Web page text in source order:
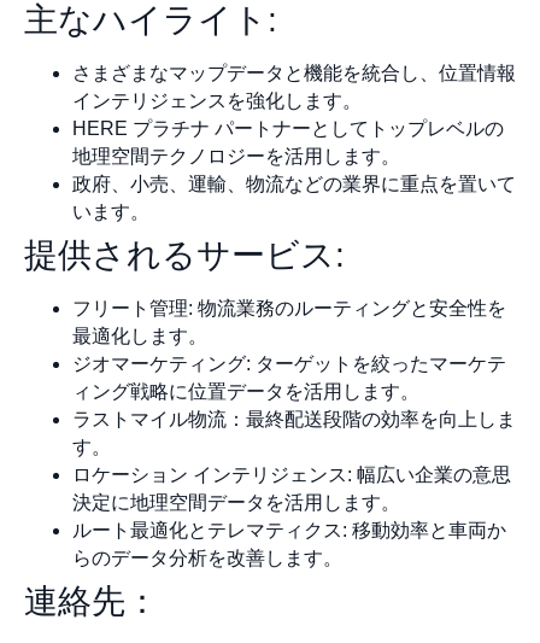
主なハイライト:
さまざまなマップデータと機能を統合し、位置情報
インテリジェンスを強化します。
HERE プラチナ パートナーとしてトップレベルの
地理空間テクノロジーを活用します。
政府、小売、運輸、物流などの業界に重点を置いて
います。
提供されるサービス:
フリート管理: 物流業務のルーティングと安全性を
最適化します。
ジオマーケティング: ターゲットを絞ったマーケテ
ィング戦略に位置データを活用します。
ラストマイル物流：最終配送段階の効率を向上しま
す。
ロケーション インテリジェンス: 幅広い企業の意思
決定に地理空間データを活用します。
ルート最適化とテレマティクス: 移動効率と車両か
らのデータ分析を改善します。
連絡先：